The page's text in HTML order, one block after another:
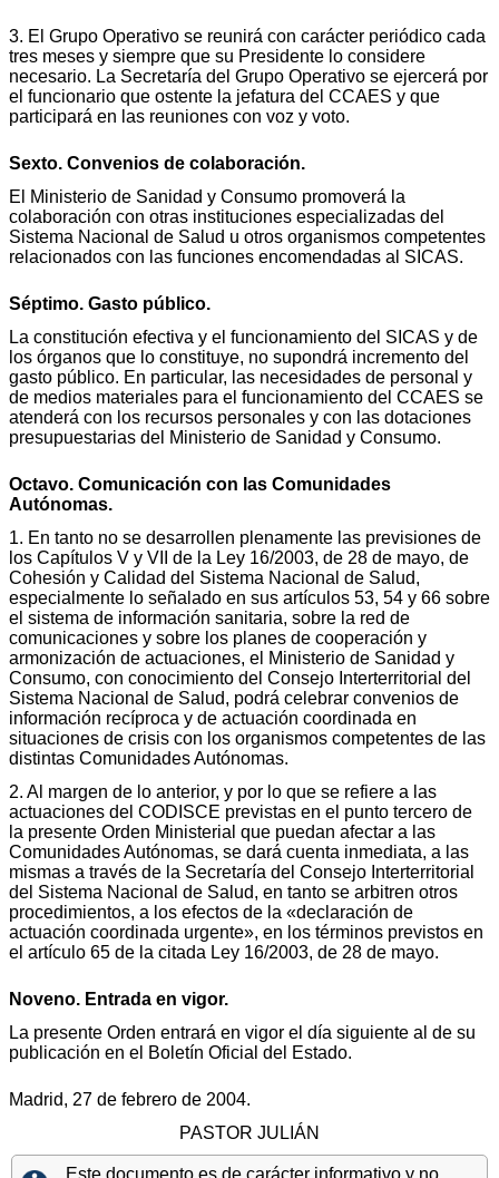
3. El Grupo Operativo se reunirá con carácter periódico cada
tres meses y siempre que su Presidente lo considere
necesario. La Secretaría del Grupo Operativo se ejercerá por
el funcionario que ostente la jefatura del CCAES y que
participará en las reuniones con voz y voto.
Sexto. Convenios de colaboración.
El Ministerio de Sanidad y Consumo promoverá la
colaboración con otras instituciones especializadas del
Sistema Nacional de Salud u otros organismos competentes
relacionados con las funciones encomendadas al SICAS.
Séptimo. Gasto público.
La constitución efectiva y el funcionamiento del SICAS y de
los órganos que lo constituye, no supondrá incremento del
gasto público. En particular, las necesidades de personal y
de medios materiales para el funcionamiento del CCAES se
atenderá con los recursos personales y con las dotaciones
presupuestarias del Ministerio de Sanidad y Consumo.
Octavo. Comunicación con las Comunidades
Autónomas.
1. En tanto no se desarrollen plenamente las previsiones de
los Capítulos V y VII de la Ley 16/2003, de 28 de mayo, de
Cohesión y Calidad del Sistema Nacional de Salud,
especialmente lo señalado en sus artículos 53, 54 y 66 sobre
el sistema de información sanitaria, sobre la red de
comunicaciones y sobre los planes de cooperación y
armonización de actuaciones, el Ministerio de Sanidad y
Consumo, con conocimiento del Consejo Interterritorial del
Sistema Nacional de Salud, podrá celebrar convenios de
información recíproca y de actuación coordinada en
situaciones de crisis con los organismos competentes de las
distintas Comunidades Autónomas.
2. Al margen de lo anterior, y por lo que se refiere a las
actuaciones del CODISCE previstas en el punto tercero de
la presente Orden Ministerial que puedan afectar a las
Comunidades Autónomas, se dará cuenta inmediata, a las
mismas a través de la Secretaría del Consejo Interterritorial
del Sistema Nacional de Salud, en tanto se arbitren otros
procedimientos, a los efectos de la «declaración de
actuación coordinada urgente», en los términos previstos en
el artículo 65 de la citada Ley 16/2003, de 28 de mayo.
Noveno. Entrada en vigor.
La presente Orden entrará en vigor el día siguiente al de su
publicación en el Boletín Oficial del Estado.
Madrid, 27 de febrero de 2004.
PASTOR JULIÁN
Este documento es de carácter informativo y no